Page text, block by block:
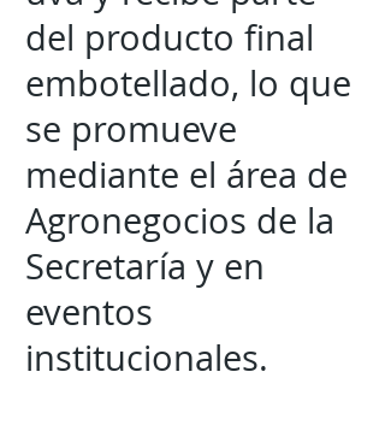
del producto final
embotellado, lo que
se promueve
mediante el área de
Agronegocios de la
Secretaría y en
eventos
institucionales.